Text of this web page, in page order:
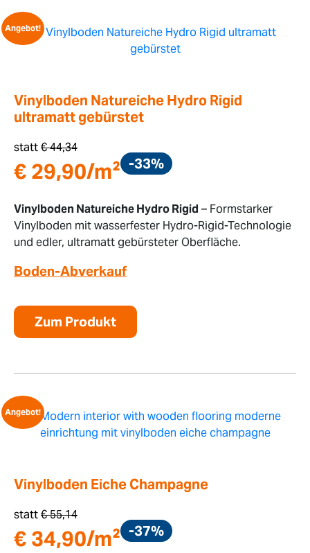
Angebot!
Vinylboden Natureiche Hydro Rigid
ultramatt gebürstet
statt€44,34
€ 29,90/m² -33%
Vinylboden Natureiche Hydro Rigid – Formstarker
Vinylboden mit wasserfester Hydro-Rigid-Technologie
und edler, ultramatt gebürsteter Oberfläche.
Boden-Abverkauf
Zum Produkt
Angebot!
Vinylboden Eiche Champagne
statt€55,14
€ 34,90/m² -37%